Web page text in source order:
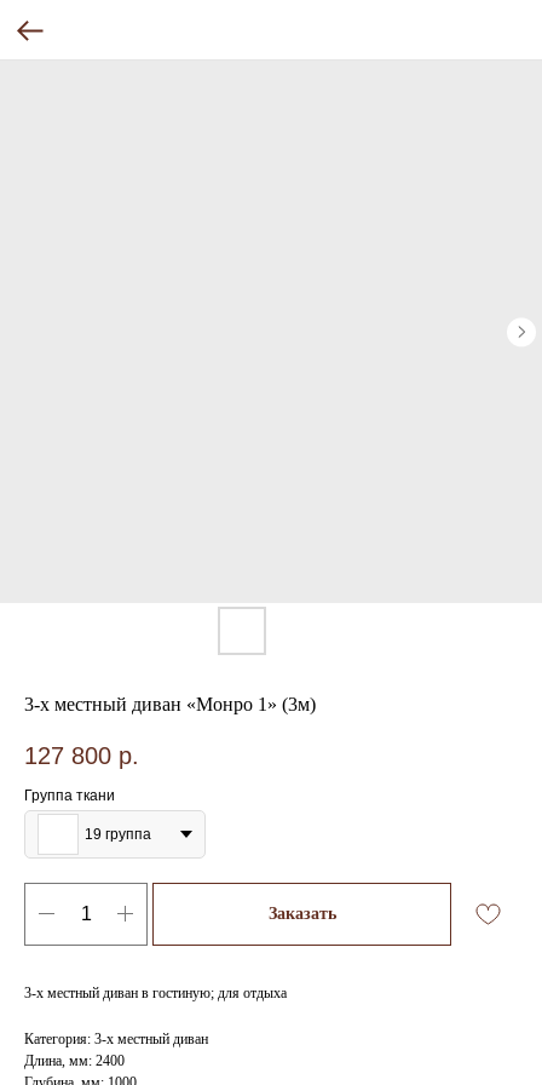
3-х местный диван «Монро 1» (3м)
127 800 р.
Группа ткани
19 группа
Заказать
3-х местный диван в гостиную; для отдыха
Категория: 3-х местный диван
Длина, мм: 2400